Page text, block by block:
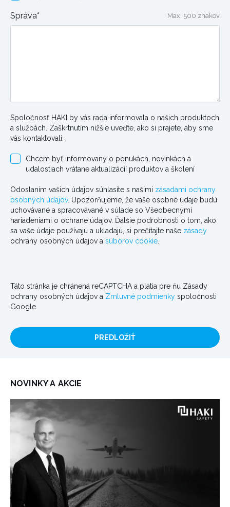
Správa* Max. 500 znakov
Spoločnosť HAKI by vás rada informovala o našich produktoch
a službách. Zaškrtnutím nižšie uveďte, ako si prajete, aby sme
vás kontaktovali:
Chcem byť informovaný o ponukách, novinkách a
udalostiach vrátane aktualizácií produktov a školení
Odoslaním vašich údajov súhlasíte s našimi zásadami ochrany
osobných údajov. Upozorňujeme, že vaše osobné údaje budú
uchovávané a spracovávané v súlade so Všeobecnými
nariadeniami o ochrane údajov. Ďalšie podrobnosti o tom, ako
sa vaše údaje používajú a ukladajú, si prečítajte naše zásady
ochrany osobných údajov a súborov cookie
Táto stránka je chránená reCAPTCHA a platia pre ňu Zásady
ochrany osobných údajov a Zmluvné podmienky spoločnosti
Google.
PREDLOŽIŤ
NOVINKY A AKCIE